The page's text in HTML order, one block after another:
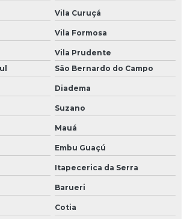
ópticas
estruturada
GPON
cabeada
e cabeamento estruturado
cabos
e alarmes
em recife
elétrica preço
Vila Curuçá
Vila Formosa
Vila Prudente
São Bernardo do Campo
Diadema
Suzano
Mauá
Embu Guaçú
Itapecerica da Serra
Barueri
Cotia